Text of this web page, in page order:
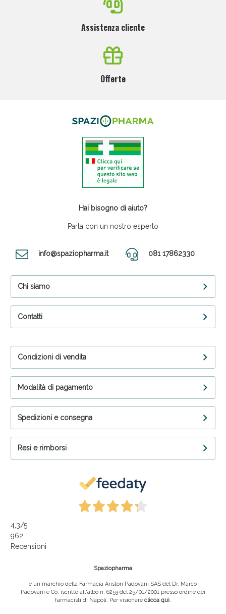
Assistenza cliente
Offerte
Hai bisogno di aiuto?
Parla con un nostro esperto
info@spaziopharma.it 081 17862330
Chi siamo
Contatti
Condizioni di vendita
Modalità di pagamento
Spedizioni e consegna
Resi e rimborsi
4,3/5
962
Recensioni
Spaziopharma
è un marchio della Farmacia Ariston Padovani SAS del Dr. Marco
Padovani e Co, iscritto all'albo n. 6253 del 25/01/2001 presso ordine dei
farmacisti di Napoli. Per visionare clicca qui.